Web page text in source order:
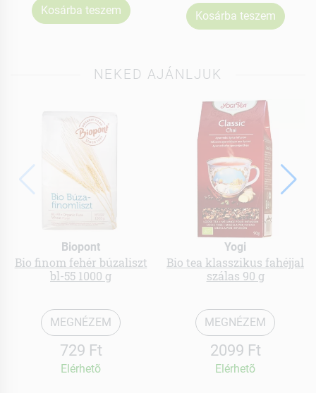
Kosárba teszem Kosárba teszem
NEKED AJÁNLJUK
Biopont
Bio finom fehér búzaliszt
bl-55 1000 g
MEGNÉZEM
729 Ft
Elérhetõ
Yogi
Bio tea klasszikus fahéjjal
szálas 90 g
MEGNÉZEM
2099 Ft
Elérhetõ